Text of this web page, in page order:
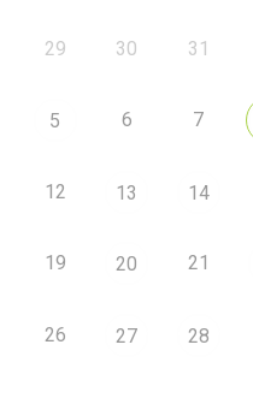
29 30 31
5 6 7
12 13 14
19 20 21
26 27 28